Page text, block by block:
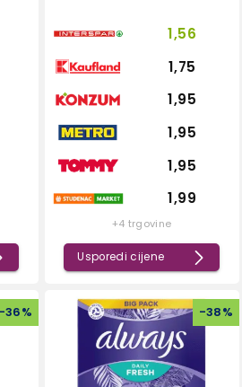
1,56
1,75
1,95
1,95
1,95
1,99
+4 trgovine
Usporedi cijene
-36% -38%